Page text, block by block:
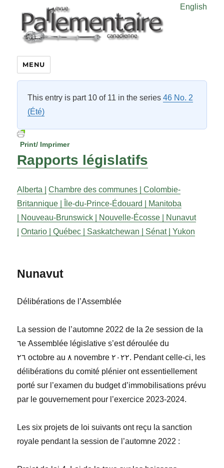
English
MENU
This entry is part 10 of 11 in the series46 No. 2
(Été)
Print/ Imprimer
Rapports législatifs
Alberta | Chambre des communes |Colombie-
Britannique |
Île-du-Prince-Édouard | Manitoba
Nouveau-Brunswick | Nouvelle-Écosse | Nunavut
Ontario |Québec | Saskatchewan | Sénat |Yukon
Nunavut
Délibérations de l’Assemblée
La session de l’automne 2022 de la 2e session de la
٦e Assemblée législative s’est déroulée du
٢٦ octobre au ٨ novembre ٢٠٢٢. Pendant celle-ci, les
délibérations du comité plénier ont essentiellement
porté sur l’examendu budget d’immobilisations prévu
par le gouvernement pour l’exercice 2023-2024.
Les six projets de loi suivants ont reçu la sanction
royale pendant la session de l’automne 2022 :